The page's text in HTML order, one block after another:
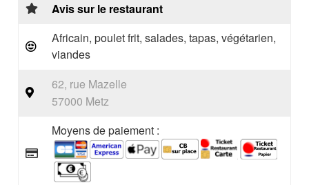
Avis sur le restaurant
Africain, poulet frit, salades, tapas, végétarien,
viandes
62, rue Mazelle
57000 Metz
Moyens de paiement :